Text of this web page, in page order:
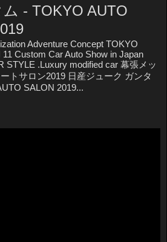
- TOKYO AUTO
Adventure Concept TOKYO
Custom Car Auto Show in Japan
STYLE .Luxury modified car 幕張メッ
トサロン2019 日産ジューク ガンタ
SALON 2019...